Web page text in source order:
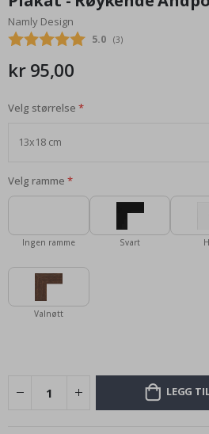
begynnelsen
av
bildegalleri
Namly Design
5.0 (stemmer:
3)
kr 95,00
Velg størrelse
Velg ramme
Ingen ramme Svart
Valnøtt
LEGG